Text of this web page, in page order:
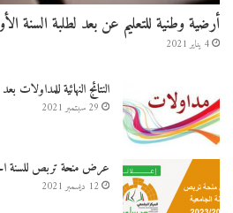
أرضية وطنية للتعليم عن بعد لطلبة السنة
4 يناير 2021
النتائج النهائية للمداولات
29 سبتمبر 2021
عرض منحة تربص للسنة الجامعية
12 ديسمبر 2021